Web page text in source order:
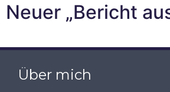
Neuer „Bericht
Über mich